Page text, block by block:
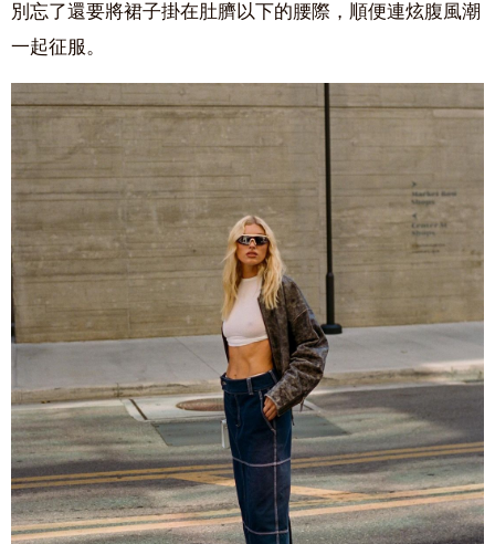
別忘了還要將裙子掛在肚臍以下的腰際，順便連炫腹風潮
一起征服。